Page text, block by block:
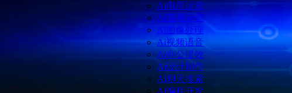
Ai电商运营
AI直播运营
Ai图像处理
Ai视频语音
Ai办公提效
Ai设计制作
Ai聊天搜索
Ai编程开发